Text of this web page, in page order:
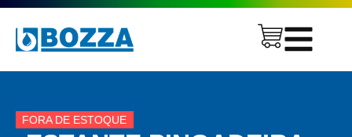
FORA DE ESTOQUE